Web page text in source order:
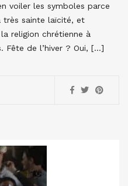
voiler les symboles parce
très sainte laïcité, et
religion chrétienne à
Fête de l’hiver ? Oui, […]